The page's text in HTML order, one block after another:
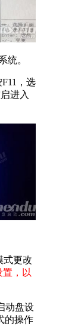
统。
，选
进入
式更改
，以
动盘设
的操作